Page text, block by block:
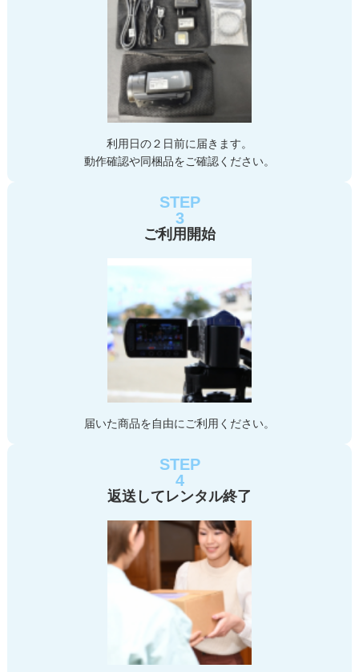
利用日の２日前に届きます。
動作確認や同梱品をご確認ください。
STEP
3
ご利用開始
届いた商品を自由にご利用ください。
STEP
4
返送してレンタル終了